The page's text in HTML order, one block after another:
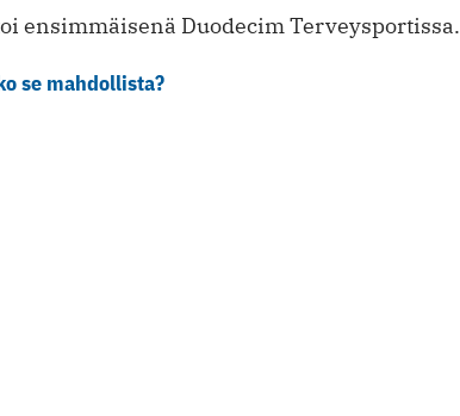
ensimmäisenä Duodecim Terveysportissa.
se mahdollista?